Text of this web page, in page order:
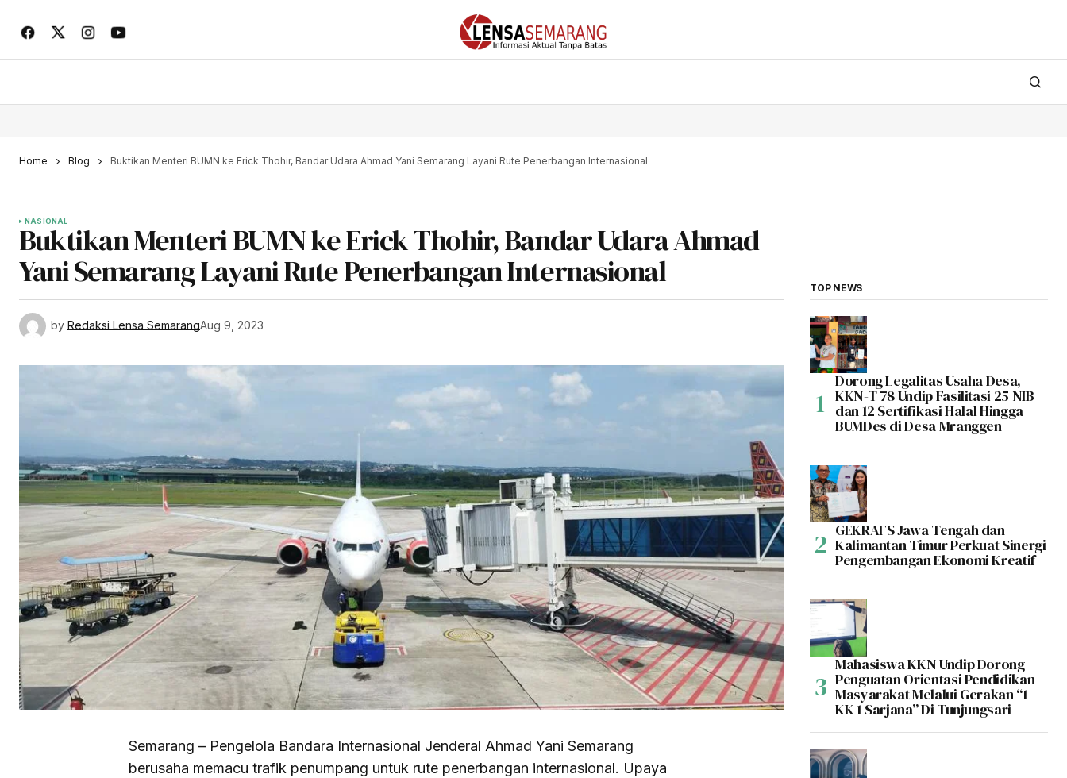
Home Blog Buktikan Menteri BUMN ke Erick Thohir, Bandar Udara Ahmad Yani Semarang Layani Rute Penerbangan Internasional
NASIONAL
Buktikan Menteri BUMN ke Erick Thohir, Bandar Udara Ahmad
Yani Semarang Layani Rute Penerbangan Internasional
by Redaksi Lensa SemarangAug 9, 2023
Semarang – Pengelola Bandara Internasional Jenderal Ahmad Yani Semarang
berusaha memacu trafik penumpang untuk rute penerbangan internasional. Upaya
TOP NEWS
Dorong Legalitas Usaha Desa,
KKN-T 78 Undip Fasilitasi 25 NIB
dan 12 Sertifikasi Halal Hingga
BUMDes di Desa Mranggen
GEKRAFS Jawa Tengah dan
Kalimantan Timur Perkuat Sinergi
Pengembangan Ekonomi Kreatif
Mahasiswa KKN Undip Dorong
Penguatan Orientasi Pendidikan
Masyarakat Melalui Gerakan “1
KK 1 Sarjana” Di Tunjungsari